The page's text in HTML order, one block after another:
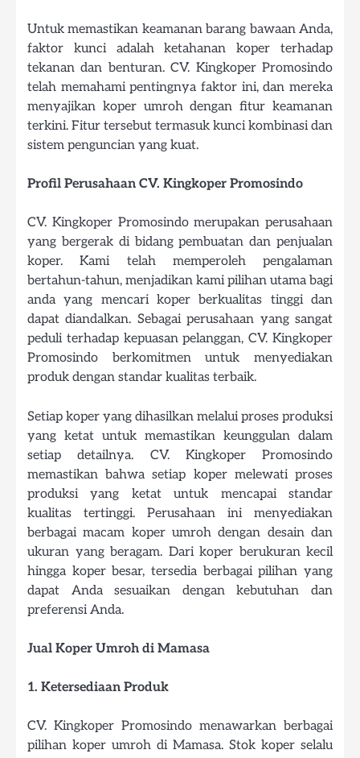
Untuk memastikan keamanan barang bawaan Anda,
faktor kunci adalah ketahanan koper terhadap
tekanan dan benturan. CV. Kingkoper Promosindo
telah memahami pentingnya faktor ini, dan mereka
menyajikan koper umroh dengan fitur keamanan
terkini. Fitur tersebut termasuk kunci kombinasi dan
sistem penguncian yang kuat.
Profil Perusahaan CV. Kingkoper Promosindo
CV. Kingkoper Promosindo merupakan perusahaan
yang bergerak di bidang pembuatan dan penjualan
koper. Kami telah memperoleh pengalaman
bertahun-tahun, menjadikan kami pilihan utama bagi
anda yang mencari koper berkualitas tinggi dan
dapat diandalkan. Sebagai perusahaan yang sangat
peduli terhadap kepuasan pelanggan, CV. Kingkoper
Promosindo berkomitmen untuk menyediakan
produk dengan standar kualitas terbaik.
Setiap koper yang dihasilkan melalui proses produksi
yang ketat untuk memastikan keunggulan dalam
setiap detailnya. CV. Kingkoper Promosindo
memastikan bahwa setiap koper melewati proses
produksi yang ketat untuk mencapai standar
kualitas tertinggi. Perusahaan ini menyediakan
berbagai macam koper umroh dengan desain dan
ukuran yang beragam. Dari koper berukuran kecil
hingga koper besar, tersedia berbagai pilihan yang
dapat Anda sesuaikan dengan kebutuhan dan
preferensi Anda.
Jual Koper Umroh di Mamasa
1. Ketersediaan Produk
CV. Kingkoper Promosindo menawarkan berbagai
pilihan koper umroh di Mamasa. Stok koper selalu